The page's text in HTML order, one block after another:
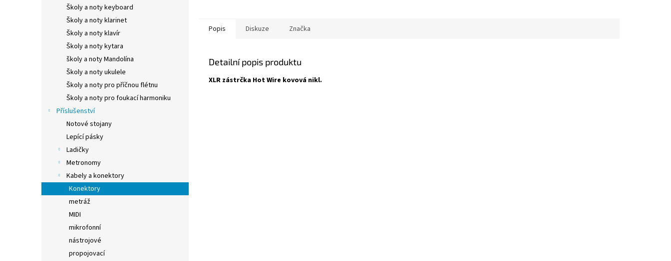
Školy a noty keyboard
Školy a noty klarinet
Školy a noty klavír
Školy a noty kytara
školy a noty Mandolína
Školy a noty ukulele
Školy a noty pro příčnou flétnu
Školy a noty pro foukací harmoniku
Příslušenství
Notové stojany
Lepící pásky
Ladičky
Metronomy
Kabely a konektory
Konektory
metráž
MIDI
mikrofonní
nástrojové
propojovací
Popis Diskuze Značka
Detailní popis produktu
XLR zástrčka Hot Wire kovová nikl.